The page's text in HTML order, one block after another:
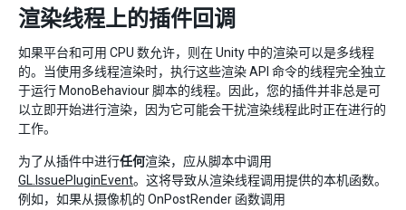
渲染线程上的插件回调
如果平台和可用 CPU 数允许，则在 Unity 中的渲染可以是多线程
的。当使用多线程渲染时，执行这些渲染 API 命令的线程完全独立
于运行 MonoBehaviour 脚本的线程。因此，您的插件并非总是可
以立即开始进行渲染，因为它可能会干扰渲染线程此时正在进行的
工作。
为了从插件中进行任何渲染，应从脚本中调用
GL.IssuePluginEvent。这将导致从渲染线程调用提供的本机函数。
例如，如果从摄像机的 OnPostRender 函数调用